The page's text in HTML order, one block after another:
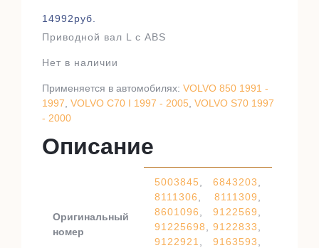
14992руб.
Приводной вал L с ABS
Нет в наличии
Применяется в автомобилях: VOLVO 850 1991 -
1997 VOLVO C70 I 1997 - 2005 VOLVO S70 1997
- 2000
Описание
Оригинальный
номер
5003845 6843203
8111306
8111309
8601096
9122569
91225698
9122833
9122921
9163593